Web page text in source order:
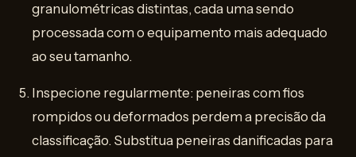
granulométricas distintas, cada uma sendo
processada com o equipamento mais adequado
ao seu tamanho.
Inspecione regularmente: peneiras com fios
rompidos ou deformados perdem a precisão da
classificação. Substitua peneiras danificadas para